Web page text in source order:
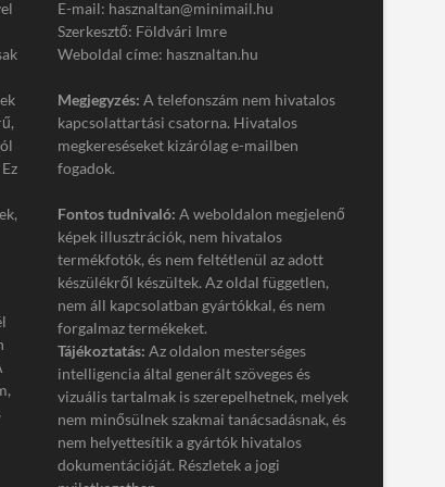
E-mail: hasznaltan@minimail.hu
Szerkesztő: Földvári Imre
Weboldal címe: hasznaltan.hu
Megjegyzés: A telefonszám nem hivatalos
kapcsolattartási csatorna. Hivatalos
megkereséseket kizárólag e-mailben
fogadok.
Fontos tudnivaló: A weboldalon megjelenő
képek illusztrációk, nem hivatalos
termékfotók, és nem feltétlenül az adott
készülékről készültek. Az oldal független,
nem áll kapcsolatban gyártókkal, és nem
forgalmaz termékeket.
Tájékoztatás: Az oldalon mesterséges
intelligencia által generált szöveges és
vizuális tartalmak is szerepelhetnek, melyek
nem minősülnek szakmai tanácsadásnak, és
nem helyettesítik a gyártók hivatalos
dokumentációját. Részletek a jogi